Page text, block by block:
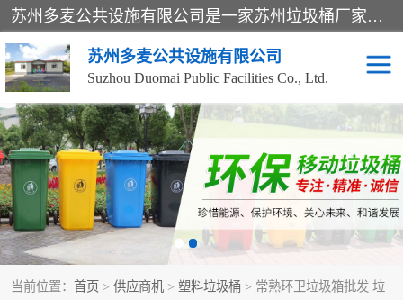
苏州多麦公共设施有限公司是一家苏州垃圾桶厂家，主营：塑料垃圾桶、分类果皮箱、户外园林椅、保安岗亭等产品厂家。全国统一热线电话：17105580222。公司组建完善的团队。设计人员，能根据客户要求，提供适合的设计方案，来满足客户的需求。
苏州多麦公共设施有限公司
Suzhou Duomai Public Facilities Co., Ltd.
当前位置： 首页 > 供应商机 > 塑料垃圾桶 > 常熟环卫垃圾箱批发 垃
办公室脚踩垃圾桶 保安岗亭
分类果皮箱 公园椅
垃圾分类房 塑料垃圾桶
防疫岗亭 吸烟岗亭